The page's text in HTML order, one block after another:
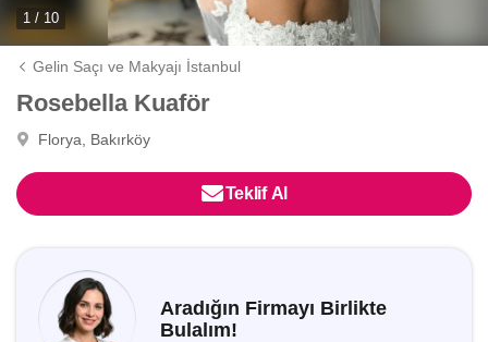
1 / 10
Gelin Saçı ve Makyajı İstanbul
Rosebella Kuaför
Florya, Bakırköy
Teklif Al
Aradığın Firmayı Birlikte
Bulalım!